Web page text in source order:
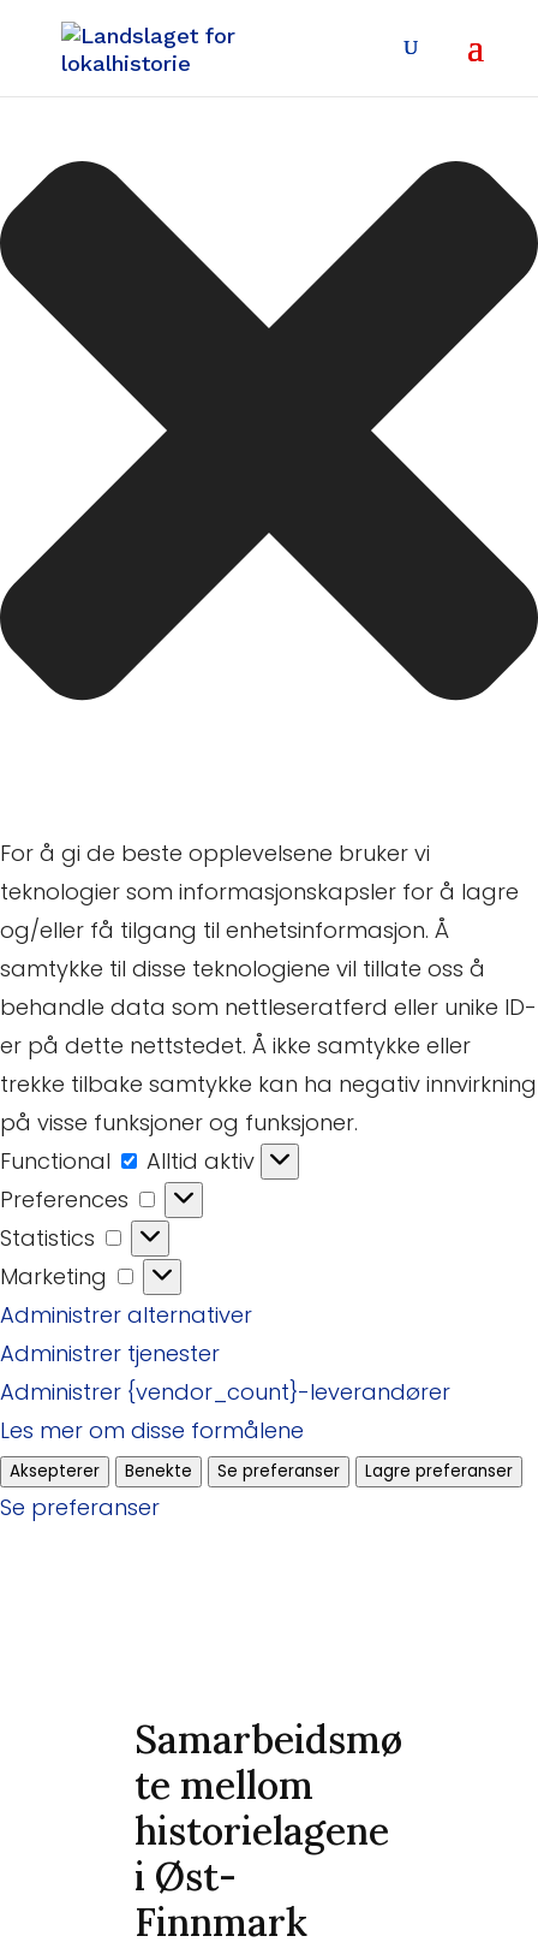
Administrer samtykke for informasjonskapsler
For å gi de beste opplevelsene bruker vi
teknologier som informasjonskapsler for å lagre
og/eller få tilgang til enhetsinformasjon. Å
samtykke til disse teknologiene vil tillate oss å
behandle data som nettleseratferd eller unike ID-
er på dette nettstedet. Å ikke samtykke eller
trekke tilbake samtykke kan ha negativ innvirkning
på visse funksjoner og funksjoner.
Functional
Functional
Alltid aktiv
Preferences
Preferences
Statistics
Statistics
Marketing
Marketing
Administrer alternativer
Administrer tjenester
Administrer {vendor_count}-leverandører
Les mer om disse formålene
Aksepterer Benekte Se preferanser Lagre preferanser
Se preferanser
Samarbeidsmø
te mellom
historielagene
i Øst-
Finnmark